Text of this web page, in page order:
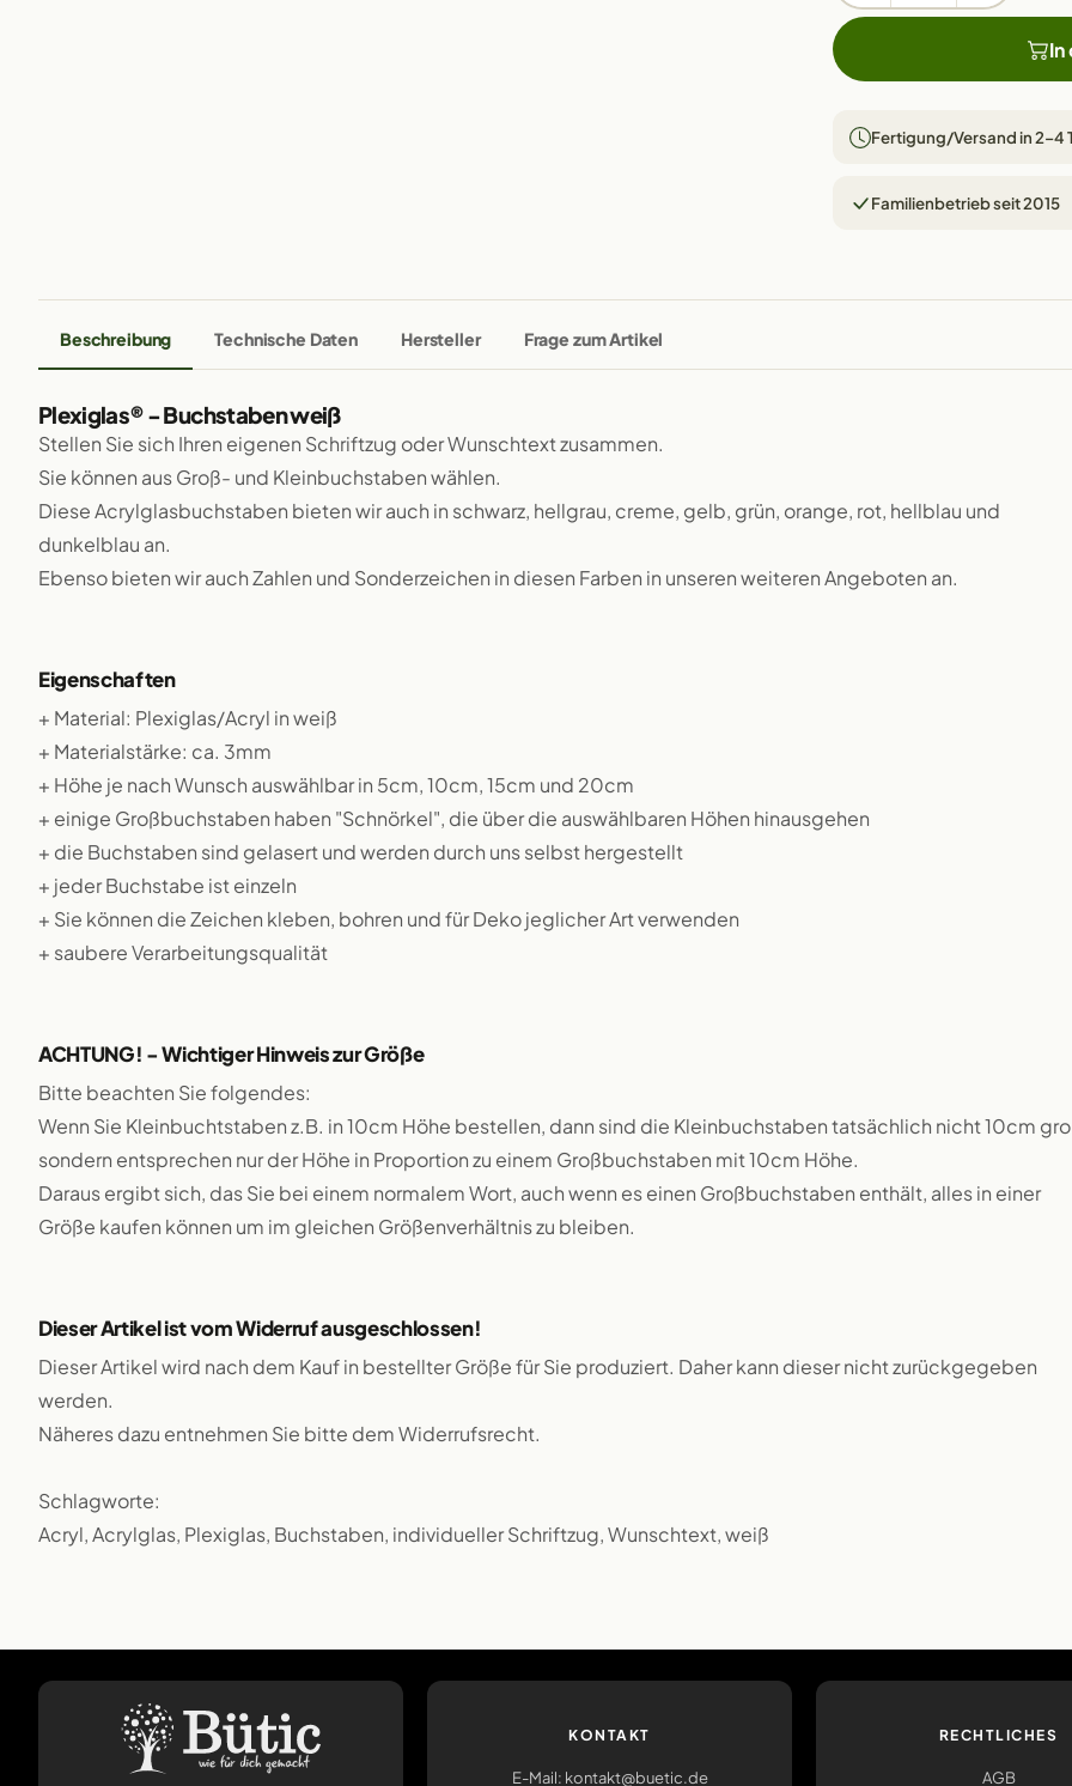
In
Fertigung/Versand in 2–4
Familienbetrieb seit 2015
Beschreibung Technische Daten Hersteller Frage zum Artikel
Plexiglas® - Buchstaben weiß
Stellen Sie sich Ihren eigenen Schriftzug oder Wunschtext zusammen.
Sie können aus Groß- und Kleinbuchstaben wählen.
Diese Acrylglasbuchstaben bieten wir auch in schwarz, hellgrau, creme, gelb, grün, orange, rot, hellblau und
dunkelblau an.
Ebenso bieten wir auch Zahlen und Sonderzeichen in diesen Farben in unseren weiteren Angeboten an.
Eigenschaften
+ Material: Plexiglas/Acryl in weiß
+ Materialstärke: ca. 3mm
+ Höhe je nach Wunsch auswählbar in 5cm, 10cm, 15cm und 20cm
+ einige Großbuchstaben haben "Schnörkel", die über die auswählbaren Höhen hinausgehen
+ die Buchstaben sind gelasert und werden durch uns selbst hergestellt
+ jeder Buchstabe ist einzeln
+ Sie können die Zeichen kleben, bohren und für Deko jeglicher Art verwenden
+ saubere Verarbeitungsqualität
ACHTUNG! - Wichtiger Hinweis zur Größe
Bitte beachten Sie folgendes:
Wenn Sie Kleinbuchtstaben z.B. in 10cm Höhe bestellen, dann sind die Kleinbuchstaben tatsächlich nicht 10cm
sondern entsprechen nur der Höhe in Proportion zu einem Großbuchstaben mit 10cm Höhe.
Daraus ergibt sich, das Sie bei einem normalem Wort, auch wenn es einen Großbuchstaben enthält, alles in einer
Größe kaufen können um im gleichen Größenverhältnis zu bleiben.
Dieser Artikel ist vom Widerruf ausgeschlossen!
Dieser Artikel wird nach dem Kauf in bestellter Größe für Sie produziert. Daher kann dieser nicht zurückgegeben
werden.
Näheres dazu entnehmen Sie bitte dem Widerrufsrecht.
Schlagworte:
Acryl, Acrylglas, Plexiglas, Buchstaben, individueller Schriftzug, Wunschtext, weiß
KONTAKT
E-Mail: kontakt@buetic.de
RECHTLICHES
AGB